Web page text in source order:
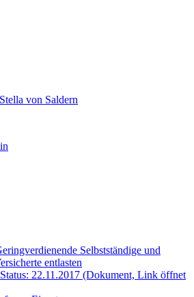
von Saldern
Selbstständige und
entlasten
22.11.2017 (Dokument, Link öffnet